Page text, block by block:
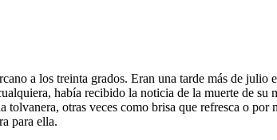
a los treinta grados. Eran una tarde más de
había recibido la noticia de la muerte de
otras veces como brisa que refresca o
para ella.